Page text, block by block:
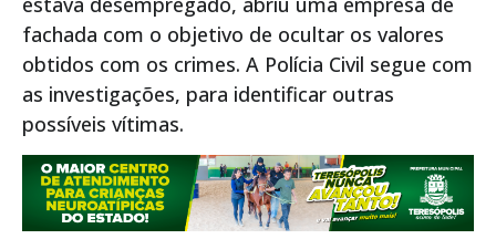
fachada com o objetivo de ocultar os valores
obtidos com os crimes. A Polícia Civil segue com
as investigações, para identificar outras
possíveis vítimas.